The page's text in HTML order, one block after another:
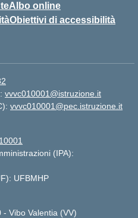
Albo online
Obiettivi di accessibilità
vvvc010001@istruzione.it
vvvc010001@pec.istruzione.it
(IPA):
UFBMHP
Vibo Valentia (VV)